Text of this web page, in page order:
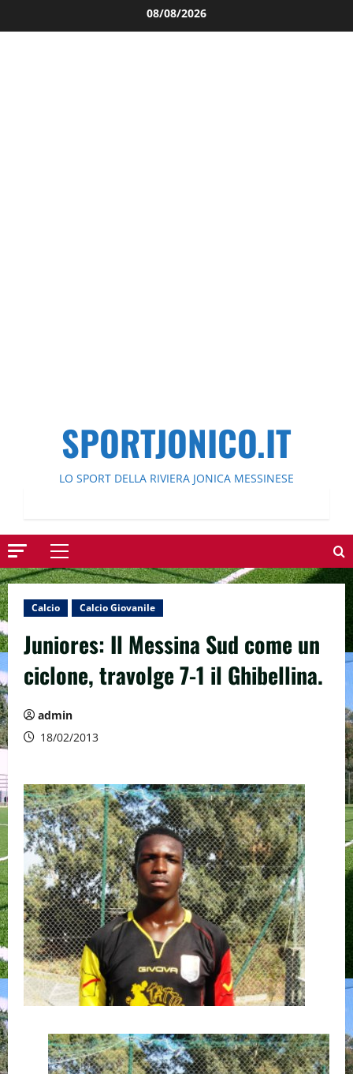
al
08/08/2026
SPORTJONICO.IT
LO SPORT DELLA RIVIERA JONICA MESSINESE
Menu
principale
Calcio Calcio Giovanile
Juniores: Il Messina Sud come un
ciclone, travolge 7-1 il Ghibellina.
admin
18/02/2013